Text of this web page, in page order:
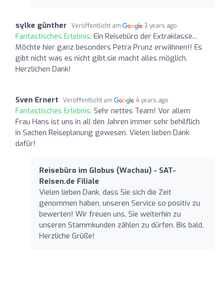
sylke günther Veröffentlicht am 3 years ago
Fantastisches Erlebnis: Ein Reisebüro der Extraklasse...
Möchte hier ganz besonders Petra Prunz erwähnen!! Es
gibt nicht was es nicht gibt,sie macht alles möglich.
Herzlichen Dank!
Sven Ernert Veröffentlicht am 4 years ago
Fantastisches Erlebnis: Sehr nettes Team! Vor allem
Frau Hans ist uns in all den Jahren immer sehr behilflich
in Sachen Reiseplanung gewesen. Vielen lieben Dank
dafür!
Reisebüro im Globus (Wachau) - SAT-
Reisen.de Filiale
Vielen lieben Dank, dass Sie sich die Zeit
genommen haben, unseren Service so positiv zu
bewerten! Wir freuen uns, Sie weiterhin zu
unseren Stammkunden zählen zu dürfen. Bis bald,
Herzliche Grüße!